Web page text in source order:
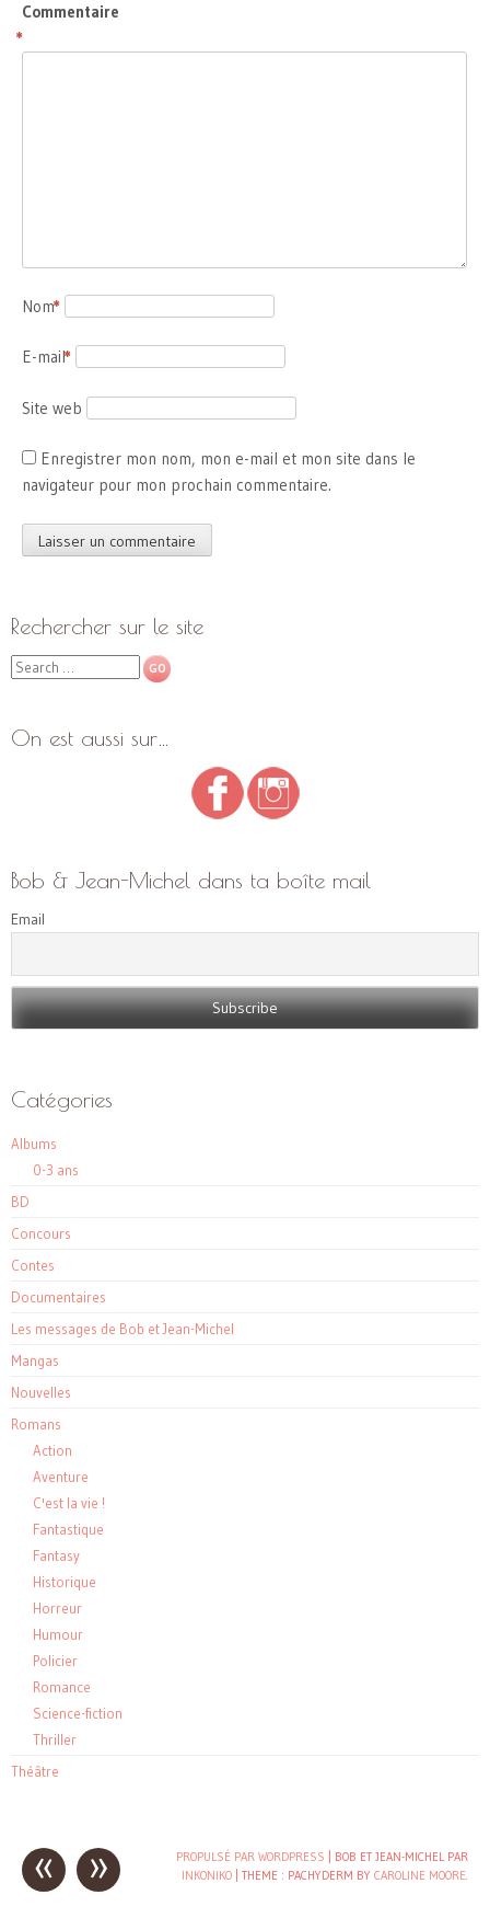
Commentaire
*
Nom
*
E-mail
*
Site web
Enregistrer mon nom, mon e-mail et mon site dans le
navigateur pour mon prochain commentaire.
Rechercher sur le site
Search
On est aussi sur…
Bob & Jean-Michel dans ta boîte mail
Email
Catégories
Albums
0-3 ans
BD
Concours
Contes
Documentaires
Les messages de Bob et Jean-Michel
Mangas
Nouvelles
Romans
Action
Aventure
C'est la vie !
Fantastique
Fantasy
Historique
Horreur
Humour
Policier
Romance
Science-fiction
Thriller
Théâtre
Post
navigation
« » PROPULSÉ PAR WORDPRESS
| BOB ET JEAN-MICHEL PAR
INKONIKO
THEME : PACHYDERM BY CAROLINE MOORE